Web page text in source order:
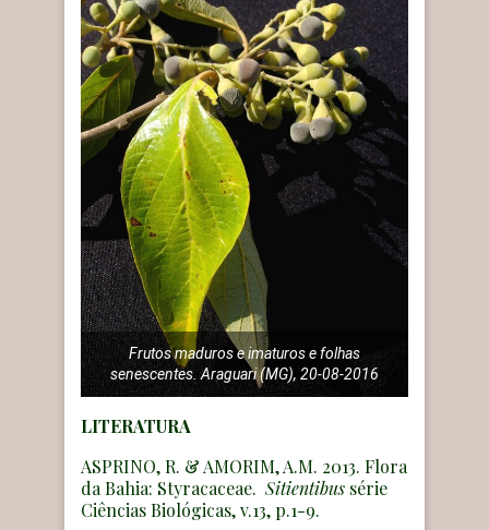
Frutos maduros e imaturos e folhas
senescentes. Araguari (MG), 20-08-2016
LITERATURA
ASPRINO, R. & AMORIM, A.M. 2013. Flora
da Bahia: Styracaceae. Sitientibus série
Ciências Biológicas, v.13, p.1-9.